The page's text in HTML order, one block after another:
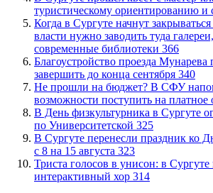
туристическому ориентированию и
​Когда в Сургуте начнут
власти нужно заводить туда
современные библиотеки 366
Благоустройство проезда
завершить до конца сентября 340
Не прошли на бюджет? В СФУ
возможности поступить на платное
​В День физкультурника в Сургуте
по Университетской 325
​В Сургуте перенесли праздник ко
с 8 на 15 августа 323
​Триста голосов в унисон: в
интерактивный хор 314